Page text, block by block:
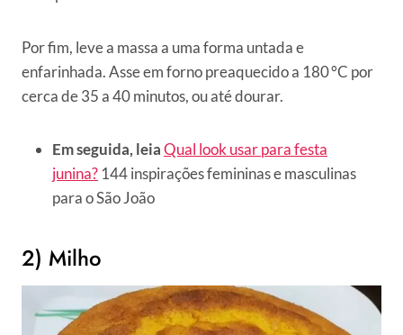
Por fim, leve a massa a uma forma untada e
enfarinhada. Asse em forno preaquecido a 180 °C por
cerca de 35 a 40 minutos, ou até dourar.
Em seguida, leiaQual look usar para festa
junina? 144 inspirações femininas e masculinas
para o São João
2) Milho